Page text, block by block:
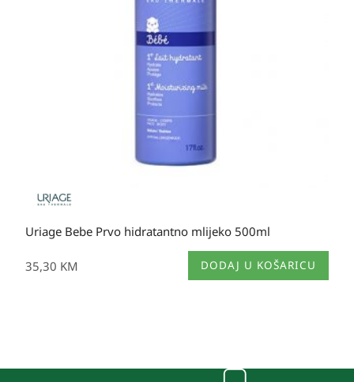
Uriage Bebe Prvo hidratantno mlijeko 500ml
35,30 KM DODAJ U KOŠARICU